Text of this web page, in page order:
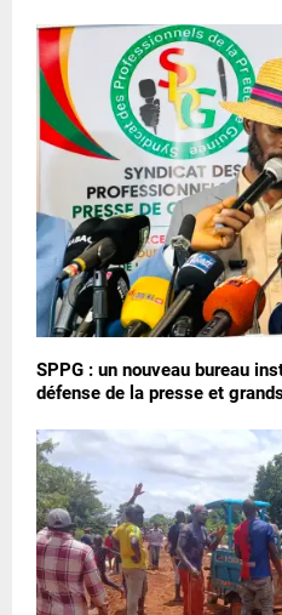
SPPG : un nouveau bureau
défense de la presse et